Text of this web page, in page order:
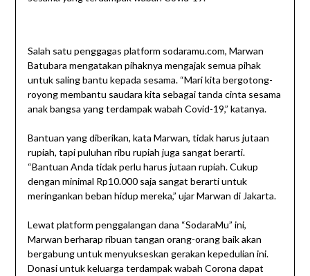
Salah satu penggagas platform sodaramu.com, Marwan
Batubara mengatakan pihaknya mengajak semua pihak
untuk saling bantu kepada sesama. “Mari kita bergotong-
royong membantu saudara kita sebagai tanda cinta sesama
anak bangsa yang terdampak wabah Covid-19,” katanya.
Bantuan yang diberikan, kata Marwan, tidak harus jutaan
rupiah, tapi puluhan ribu rupiah juga sangat berarti.
“Bantuan Anda tidak perlu harus jutaan rupiah. Cukup
dengan minimal Rp10.000 saja sangat berarti untuk
meringankan beban hidup mereka,” ujar Marwan di Jakarta.
Lewat platform penggalangan dana “SodaraMu” ini,
Marwan berharap ribuan tangan orang-orang baik akan
bergabung untuk menyukseskan gerakan kepedulian ini.
Donasi untuk keluarga terdampak wabah Corona dapat